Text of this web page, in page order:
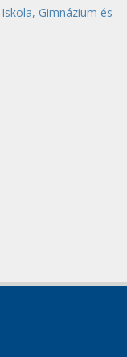
Gimnázium és